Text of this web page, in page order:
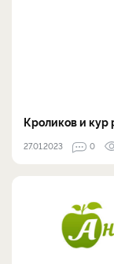
Кроликов и кур
27.01.2023 0